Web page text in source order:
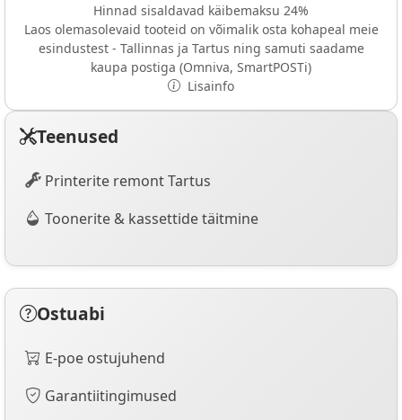
Hinnad sisaldavad käibemaksu 24%
Laos olemasolevaid tooteid on võimalik osta kohapeal meie
esindustest - Tallinnas ja Tartus ning samuti saadame
kaupa postiga (Omniva, SmartPOSTi)
Lisainfo
Teenused
Printerite remont Tartus
Toonerite & kassettide täitmine
Ostuabi
E-poe ostujuhend
Garantiitingimused